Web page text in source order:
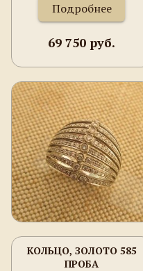
Подробнее
69 750 руб.
КОЛЬЦО, ЗОЛОТО 585
ПРОБА